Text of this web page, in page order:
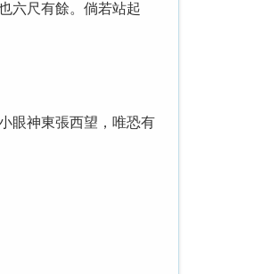
六尺有餘。倘若站起
眼神東張西望，唯恐有